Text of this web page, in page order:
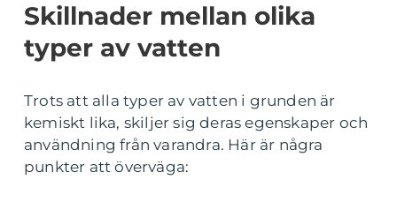
Skillnader mellan olika
typer av vatten
Trots att alla typer av vatten i grunden är
kemiskt lika, skiljer sig deras egenskaper och
användning från varandra. Här är några
punkter att överväga: